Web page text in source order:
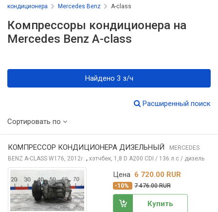
кондиционера
Mercedes Benz A-class
Компрессоры кондиционера на
Mercedes Benz A-class
Найдено 3 з/ч
Расширенный поиск
Сортировать по
КОМПРЕССОР КОНДИЦИОНЕРА ДИЗЕЛЬНЫЙ
MERCEDES
BENZ A-CLASS W176, 2012г. , хэтчбек, 1,8 D A200 CDI / 136 л.с / дизель
Цена 6 720.00 RUR
-10% 7 476.00 RUR
Купить